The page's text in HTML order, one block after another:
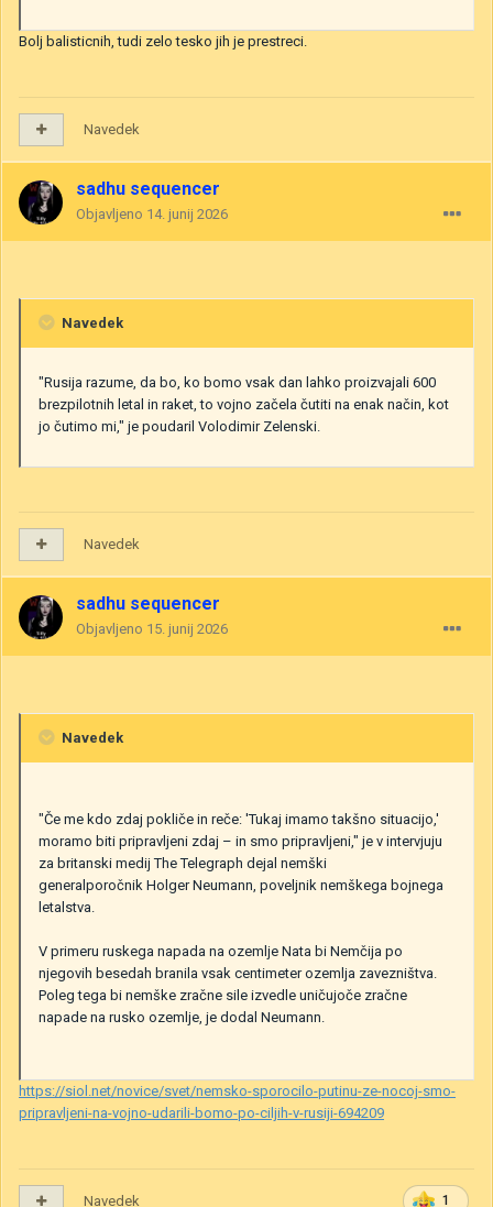
Bolj balisticnih, tudi zelo tesko jih je prestreci.
Navedek
sadhu sequencer
Objavljeno 14. junij 2026
Navedek
"Rusija razume, da bo, ko bomo vsak dan lahko proizvajali 600
brezpilotnih letal in raket, to vojno začela čutiti na enak način, kot
jo čutimo mi," je poudaril Volodimir Zelenski.
Navedek
sadhu sequencer
Objavljeno 15. junij 2026
Navedek
"Če me kdo zdaj pokliče in reče: 'Tukaj imamo takšno situacijo,'
moramo biti pripravljeni zdaj – in smo pripravljeni," je v intervjuju
za britanski medij The Telegraph dejal nemški
generalporočnik Holger Neumann, poveljnik nemškega bojnega
letalstva.
V primeru ruskega napada na ozemlje Nata bi Nemčija po
njegovih besedah branila vsak centimeter ozemlja zavezništva.
Poleg tega bi nemške zračne sile izvedle uničujoče zračne
napade na rusko ozemlje, je dodal Neumann.
https://siol.net/novice/svet/nemsko-sporocilo-putinu-ze-nocoj-smo-
pripravljeni-na-vojno-udarili-bomo-po-ciljih-v-rusiji-694209
1
Navedek